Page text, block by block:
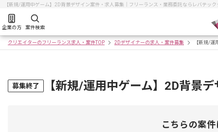
【新規/運用中ゲーム】2D背景デザイン案件・求人募集｜フリーランス・業務委託ならレバテッ
企業の方 案件検索
クリエイターのフリーランス求人・案件TOP 2Dデザイナーの求人・案件募集 【新規/運
募集終了 【新規/運用中ゲーム】2D背景
こちらの案